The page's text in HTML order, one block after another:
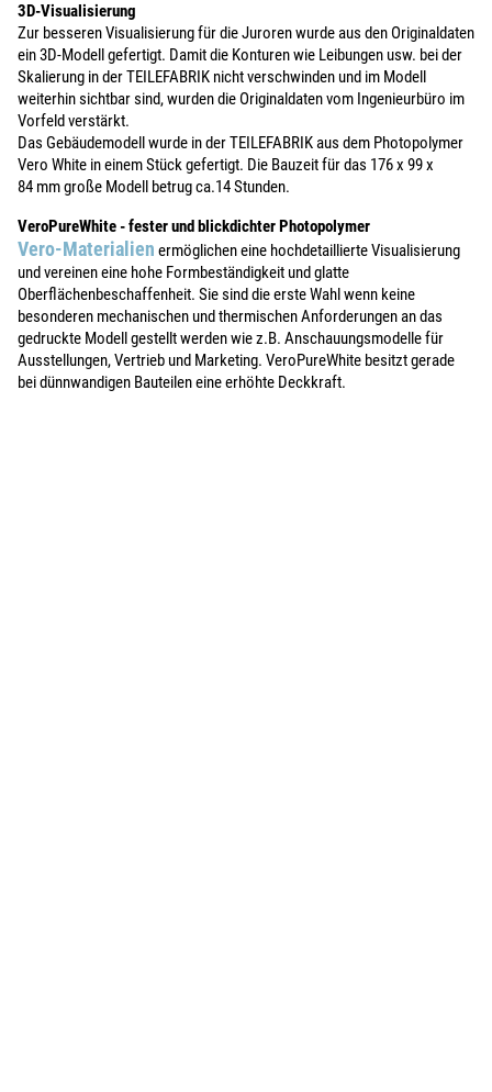
3D-Visualisierung
Zur besseren Visualisierung für die Juroren wurde aus den Originaldaten
ein 3D-Modell gefertigt. Damit die Konturen wie Leibungen usw. bei der
Skalierung in der TEILEFABRIK nicht verschwinden und im Modell
weiterhin sichtbar sind, wurden die Originaldaten vom Ingenieurbüro im
Vorfeld verstärkt.
Das Gebäudemodell wurde in der TEILEFABRIK aus dem Photopolymer
Vero White in einem Stück gefertigt. Die Bauzeit für das 176 x 99 x
84 mm große Modell betrug ca.14 Stunden.
VeroPureWhite - fester und blickdichter Photopolymer
Vero-Materialien ermöglichen eine hochdetaillierte Visualisierung
und vereinen eine hohe Formbeständigkeit und glatte
Oberflächenbeschaffenheit. Sie sind die erste Wahl wenn keine
besonderen mechanischen und thermischen Anforderungen an das
gedruckte Modell gestellt werden wie z.B. Anschauungsmodelle für
Ausstellungen, Vertrieb und Marketing. VeroPureWhite besitzt gerade
bei dünnwandigen Bauteilen eine erhöhte Deckkraft.